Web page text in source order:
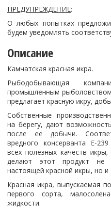
ПРЕДУПРЕЖДЕНИЕ:
О любых попытках
будем уведомлять
Описание
Камчатская красная икра.
Рыбодобывающая
промышленным
предлагает красную икру,
Собственные
на берегу, дают
после ее добычи.
вредного консерванта Е-
всех полезных качеств
делают этот продукт не
настоящей красной икры, но
Красная икра, выпускаемая
первого сорта,
жидкости.